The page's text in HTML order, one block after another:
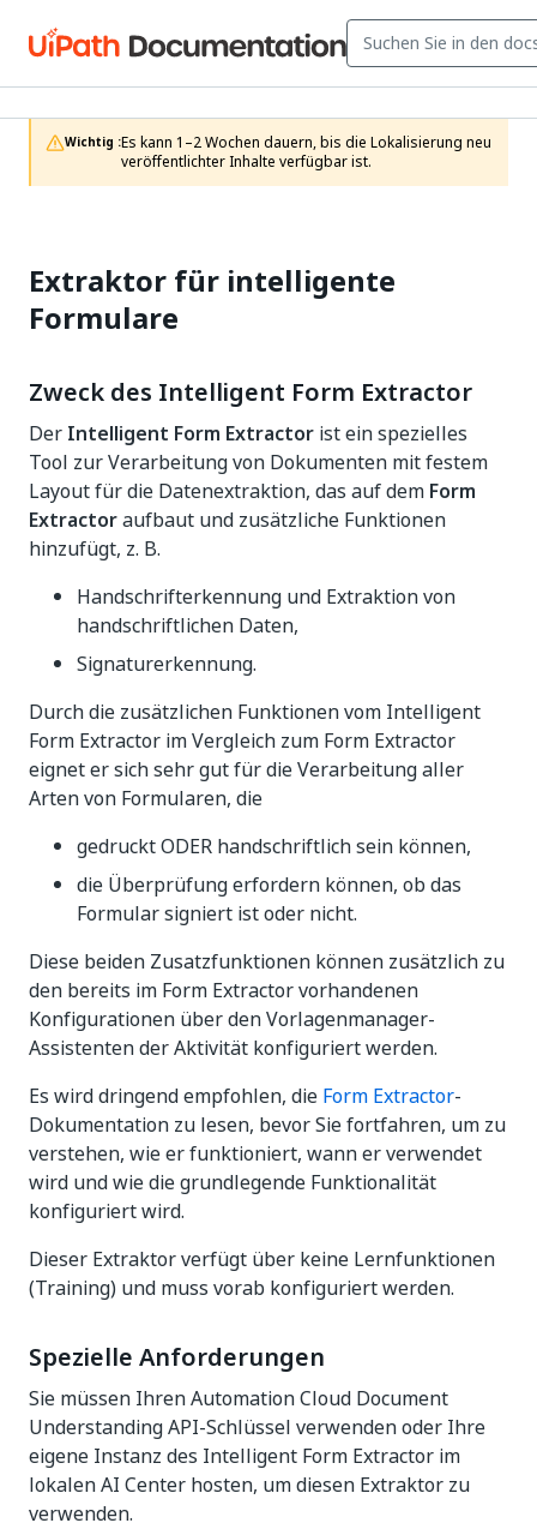
Wichtig :Es kann 1–2 Wochen dauern, bis die Lokalisierung neu
veröffentlichter Inhalte verfügbar ist.
Extraktor für intelligente
Formulare
Zweck des Intelligent Form Extractor
Der Intelligent Form Extractor ist ein spezielles
Tool zur Verarbeitung von Dokumenten mit festem
Layout für die Datenextraktion, das auf dem Form
Extractoraufbaut und zusätzliche Funktionen
hinzufügt, z. B.
Handschrifterkennung und Extraktion von
handschriftlichen Daten,
Signaturerkennung.
Durch die zusätzlichen Funktionen vom Intelligent
Form Extractor im Vergleich zum Form Extractor
eignet er sich sehr gut für die Verarbeitung aller
Arten von Formularen, die
gedruckt ODER handschriftlich sein können,
die Überprüfung erfordern können, ob das
Formular signiert ist oder nicht.
Diese beiden Zusatzfunktionen können zusätzlich zu
den bereits im Form Extractor vorhandenen
Konfigurationen über den Vorlagenmanager-
Assistenten der Aktivität konfiguriert werden.
Es wird dringend empfohlen, die Form Extractor-
Dokumentation zu lesen, bevor Sie fortfahren, um zu
verstehen, wie er funktioniert, wann er verwendet
wird und wie die grundlegende Funktionalität
konfiguriert wird.
Dieser Extraktor verfügt über keine Lernfunktionen
(Training) und muss vorab konfiguriert werden.
Spezielle Anforderungen
Sie müssen Ihren Automation Cloud Document
Understanding API-Schlüssel verwenden oder Ihre
eigene Instanz des Intelligent Form Extractor im
lokalen AI Center hosten, um diesen Extraktor zu
verwenden.